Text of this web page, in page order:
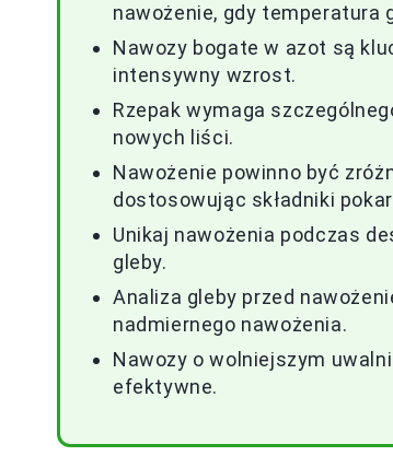
nawożenie, gdy temperatura
Nawozy bogate w azot są
intensywny wzrost.
Rzepak wymaga
nowych liści.
Nawożenie powinno być
dostosowując składniki
Unikaj nawożenia podczas
gleby.
Analiza gleby przed
nadmiernego nawożenia.
Nawozy o wolniejszym
efektywne.